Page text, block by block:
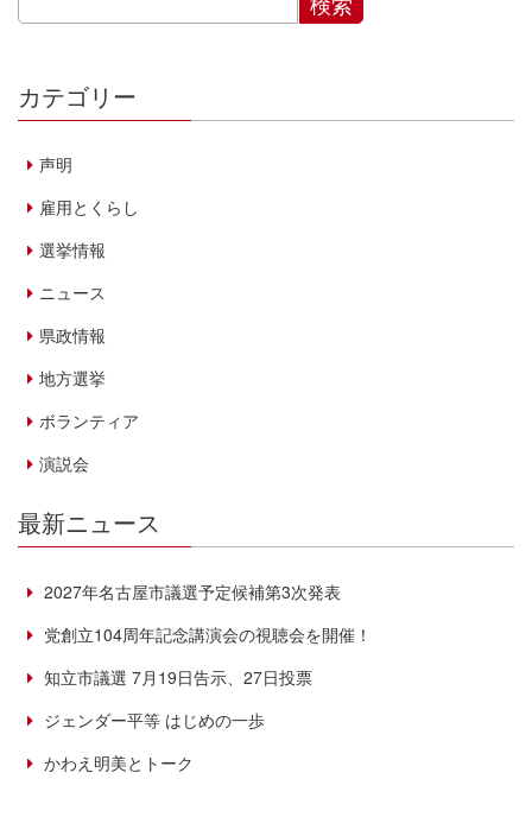
カテゴリー
声明
雇用とくらし
選挙情報
ニュース
県政情報
地方選挙
ボランティア
演説会
最新ニュース
2027年名古屋市議選予定候補第3次発表
党創立104周年記念講演会の視聴会を開催！
知立市議選 7月19日告示、27日投票
ジェンダー平等 はじめの一歩
かわえ明美とトーク